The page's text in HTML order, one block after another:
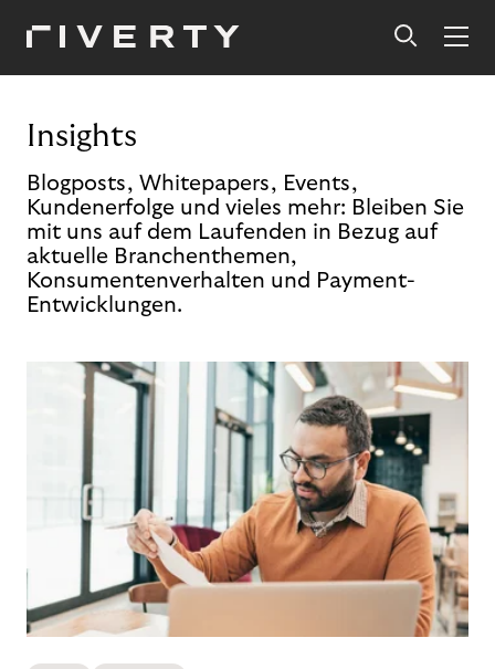
Insights
Blogposts, Whitepapers, Events,
Kundenerfolge und vieles mehr: Bleiben Sie
mit uns auf dem Laufenden in Bezug auf
aktuelle Branchenthemen,
Konsumentenverhalten und Payment-
Entwicklungen.